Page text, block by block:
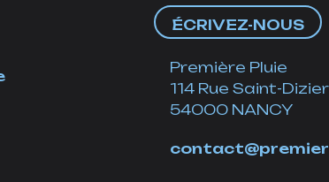
ÉCRIVEZ-NOUS
Première Pluie
114 Rue Saint-Dizier
54000 NANCY